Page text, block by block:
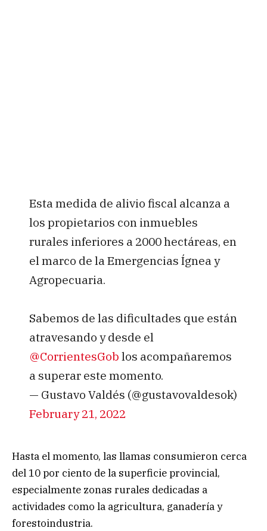
Esta medida de alivio fiscal alcanza a
los propietarios con inmuebles
rurales inferiores a 2000 hectáreas, en
el marco de la Emergencias Ígnea y
Agropecuaria.
Sabemos de las dificultades que están
atravesando y desde el
@CorrientesGob los acompañaremos
a superar este momento.
— Gustavo Valdés (@gustavovaldesok)
February 21, 2022
Hasta el momento, las llamas consumieron cerca
del 10 por ciento de la superficie provincial,
especialmente zonas rurales dedicadas a
actividades como la agricultura, ganadería y
forestoindustria.